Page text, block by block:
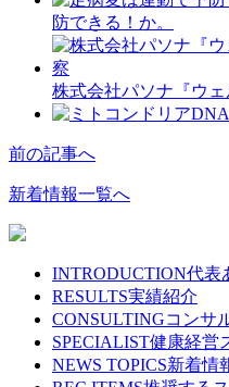
防できる！か。
株式会社パソナ『ウ
前の記事へ
新着情報一覧へ
INTRODUCTION代表
RESULTS実績紹介
CONSULTINGコンサ
SPECIALIST健康経営
NEWS TOPICS新着情